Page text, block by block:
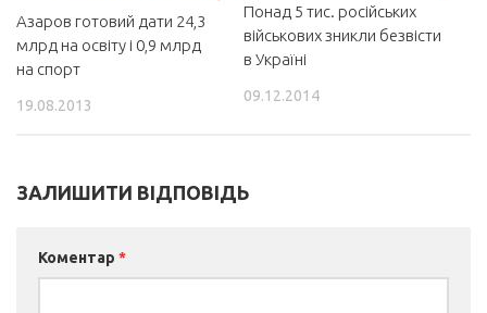
Азаров готовий дати 24,3
млрд на освіту і 0,9 млрд
на спорт
19.08.2013
Понад 5 тис. російських
військових зникли безвісти
в Україні
09.12.2014
ЗАЛИШИТИ ВІДПОВІДЬ
Коментар *